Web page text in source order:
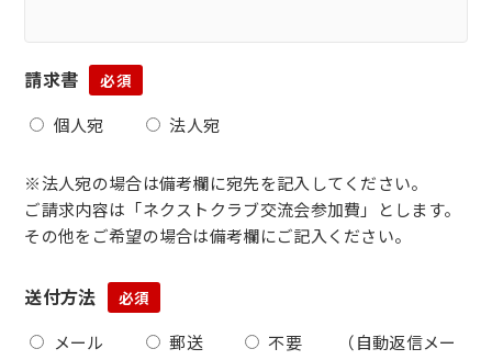
請求書 必須
個人宛 法人宛
※法人宛の場合は備考欄に宛先を記入してください。
ご請求内容は「ネクストクラブ交流会参加費」とします。
その他をご希望の場合は備考欄にご記入ください。
送付方法 必須
メール 郵送 不要
（自動返信メー